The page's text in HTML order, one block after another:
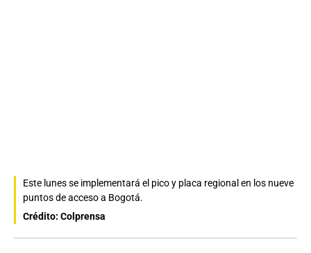
Este lunes se implementará el pico y placa regional en los nueve
puntos de acceso a Bogotá.
Crédito: Colprensa